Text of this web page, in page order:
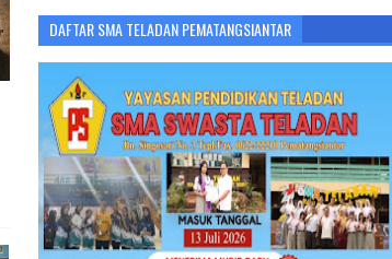
DAFTAR SMA TELADAN PEMATANGSIANTAR